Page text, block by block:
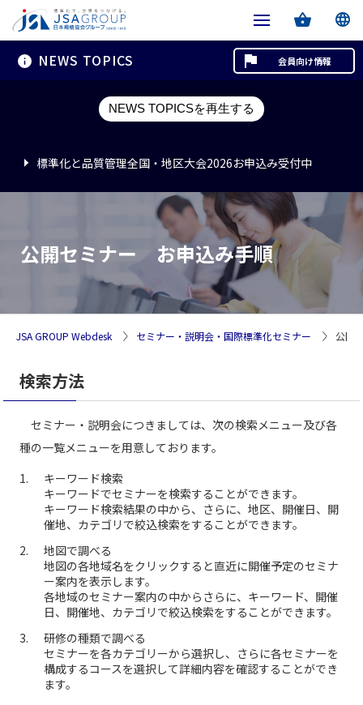
NEWS TOPICS
NEWS TOPICSを再生する
標準化と品質管理全国・地区大会2026お申込み受付中
標準化と品質管理全国・地区大会2026お申込み受付中
標準化と品質管理全国・地区大会2026お申込み受付中
会員向け情報
公開セミナー お申込み手順
JSA GROUP Webdesk セミナー・説明会・国際標準化セミナー 公開
検索方法
セミナー・説明会につきましては、次の検索メニュー及び各
種の一覧メニューを用意しております。
キーワード検索
キーワードでセミナーを検索することができます。
キーワード検索結果の中から、さらに、地区、開催日、開
催地、カテゴリで絞込検索をすることができます。
地図で調べる
地図の各地域名をクリックすると直近に開催予定のセミナ
ー案内を表示します。
各地域のセミナー案内の中からさらに、キーワード、開催
日、開催地、カテゴリで絞込検索をすることができます。
研修の種類で調べる
セミナーを各カテゴリーから選択し、さらに各セミナーを
構成するコースを選択して詳細内容を確認することができ
ます。